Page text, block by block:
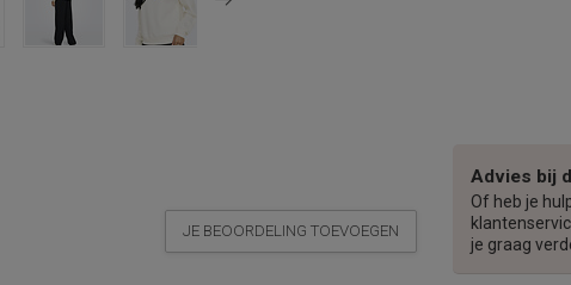
JE BEOORDELING TOEVOEGEN
Advies bij
Of heb je
je graag